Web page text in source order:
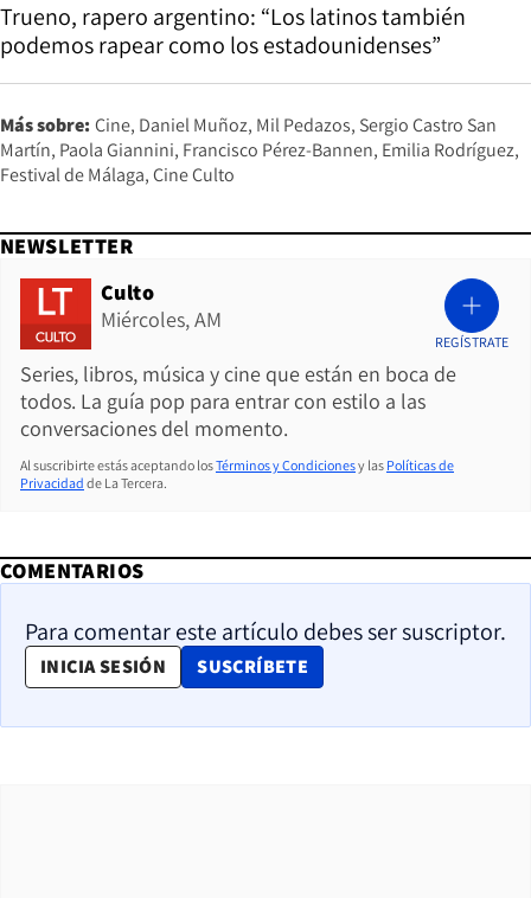
Trueno, rapero argentino: “Los latinos también
podemos rapear como los estadounidenses”
Más sobre: Cine Daniel Muñoz Mil Pedazos Sergio Castro San
Martín Paola Giannini Francisco Pérez-Bannen Emilia Rodríguez
Festival de Málaga Cine Culto
NEWSLETTER
Culto
Miércoles, AM
Series, libros, música y cine que están en boca de
todos. La guía pop para entrar con estilo a las
conversaciones del momento.
REGÍSTRATE
Al suscribirte estás aceptando losTérminos y Condicionesy las Políticas de
Privacidad de La Tercera.
COMENTARIOS
Para comentar este artículo debes ser suscriptor.
INICIA SESIÓN SUSCRÍBETE
OPENS IN NEW WINDOW